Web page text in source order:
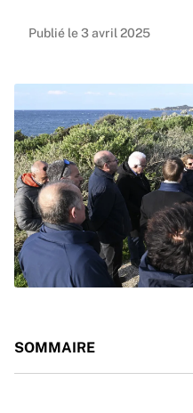
Publié le 3 avril 2025
SOMMAIRE